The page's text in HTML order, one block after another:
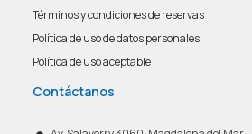
Términos y condiciones de reservas
Política de uso de datos personales
Política de uso aceptable
Contáctanos